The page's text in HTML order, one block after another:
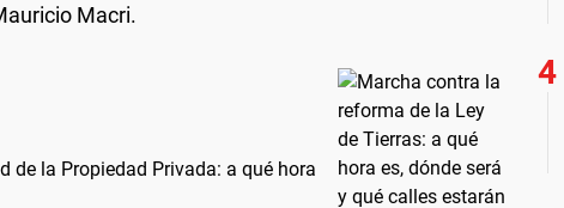
Macri.
de la Propiedad Privada: a qué hora